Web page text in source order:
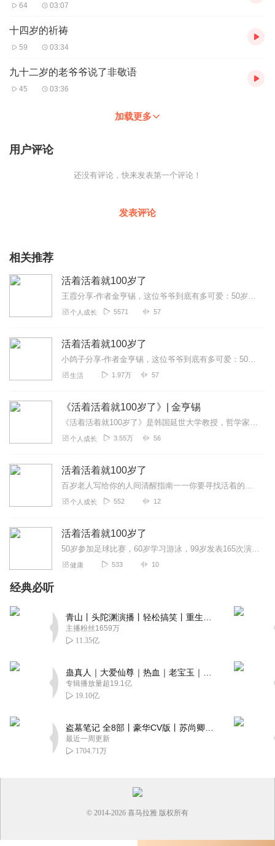
64 03:07
十四岁的祈祷
59 03:34
九十二岁的老爷爷说了非敬语
45 03:36
加载更多
用户评论
还没有评论，快来发表第一个评论！
发表评论
相关推荐
活着活着就100岁了
王霞分享-作者金亨锡，这位爷爷到底有多可爱：50岁开始踢足球，60岁学习游泳、身高只有162，他比赛要是赢了就一脸得意的炫耀，像个老顽童一样，99岁他坐公交车...
个人成长 5571 57
活着活着就100岁了
小鸽子分享-作者金亨锡，这位爷爷到底有多可爱：50岁开始踢足球，60岁学习游泳、身高只有162，他比赛要是赢了就一脸得意的炫耀，像个老顽童一样，99岁他坐公交...
生活 1.97万 57
《活着活着就100岁了》| 金亨锡
《活着活着就100岁了》是韩国延世大学教授，哲学家金亨锡的作品。他用自己百年的人生经历告诉我们，生存的意义和活着的价值是什么？以及这位百岁老人有关财富，幸福，人...
个人成长 3.55万 56
活着活着就100岁了
百岁老人写给你的人间清醒指南一一你要寻找活着的乐趣，而不是活着的意义。
个人成长 552 12
活着活着就100岁了
50岁参加足球比赛，60岁学习游泳，99岁发表165次演讲，坚持跑步20余年……金亨锡一直秉承："活在世上，能够获得精神层面和人性层面的成长。"正因如此，100...
健康 533 10
经典必听
主播粉丝1659万
11.35亿
专辑播放量超19.1亿
19.10亿
最近一周更新
1704.71万
© 2014-2026 喜马拉雅 版权所有